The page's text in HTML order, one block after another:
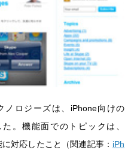
ノロジーズは、iPhone向けの
。機能面でのトピックは、
対応したこと（関連記事： iPh